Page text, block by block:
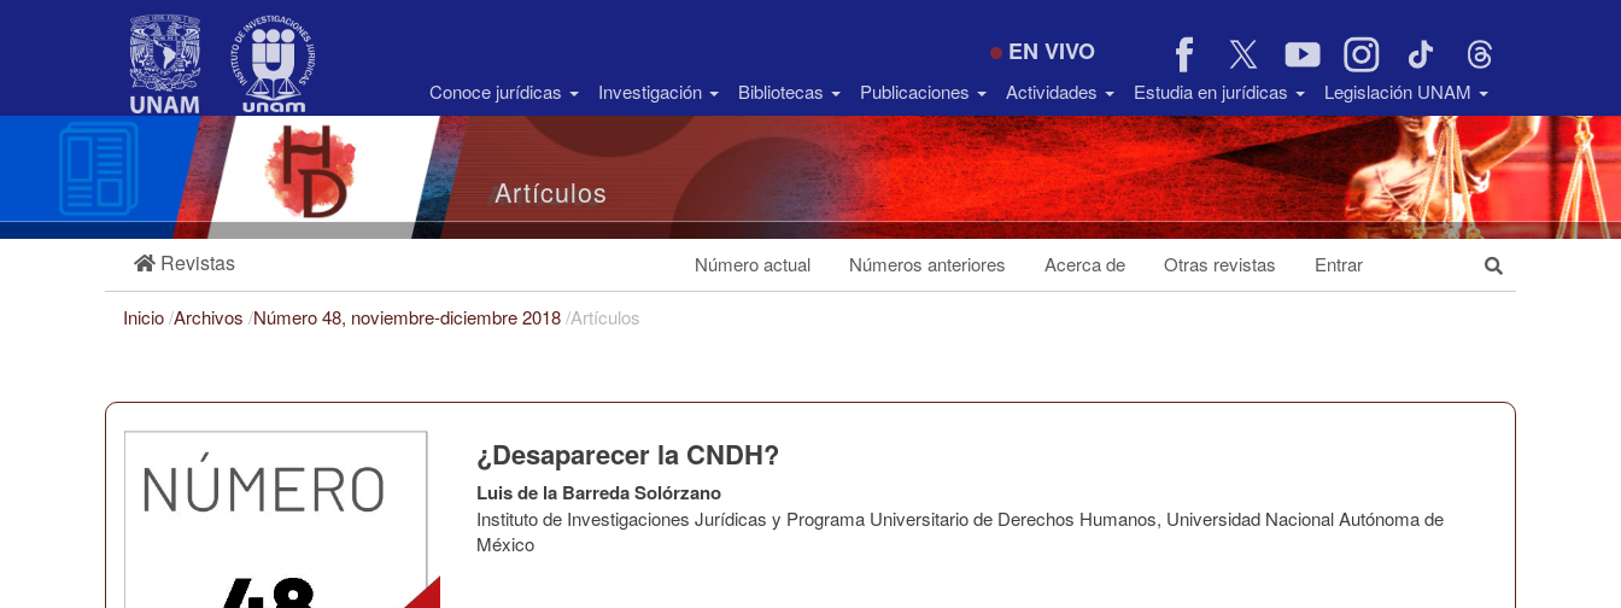
Barra
EN VIVO
Conoce jurídicas Investigación Bibliotecas Publicaciones Actividades Estudia en jurídicas Legislación UNAM
Artículos
Revistas Número actual Números anteriores Acerca de Otras revistas Entrar
Inicio/Archivos /Número 48, noviembre-diciembre 2018/Artículos
¿Desaparecer la CNDH?
Luis de la Barreda Solórzano
Instituto de Investigaciones Jurídicas y Programa Universitario de Derechos Humanos, Universidad Nacional Autónoma de
México